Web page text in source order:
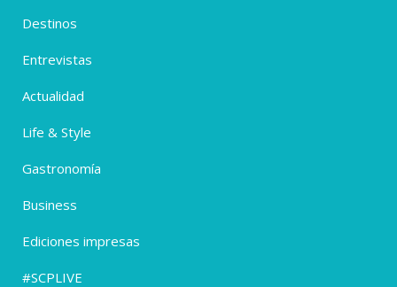
Destinos
Entrevistas
Actualidad
Life & Style
Gastronomía
Business
Ediciones impresas
#SCPLIVE